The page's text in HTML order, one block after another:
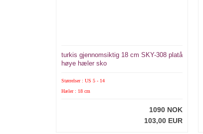
turkis gjennomsiktig 18 cm SKY-308 platå
høye hæler sko
Størrelser : US 5 - 14
Hæler : 18 cm
1090 NOK
103,00 EUR